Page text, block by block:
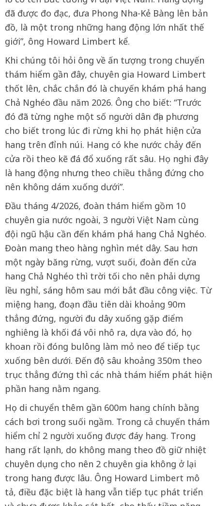
đã được đo đạc, đưa Phong Nha-Kẻ Bàng lên bản
đồ, là một trong những hang động lớn nhất thế
giới”, ông Howard Limbert kể.
Khi chúng tôi hỏi ông về ấn tượng trong chuyến
thám hiểm gần đây, chuyên gia Howard Limbert
thốt lên, chắc chắn đó là chuyến khám phá hang
Chả Nghéo đầu năm 2026. Ông cho biết: “Trước
đó đã từng nghe một số người dân địa phương
cho biết trong lúc đi rừng khi họ phát hiện cửa
hang trên đỉnh núi. Hang có khe nước chảy đến
cửa rồi theo kẽ đá đổ xuống rất sâu. Họ nghi đây
là hang động nhưng theo chiều thẳng đứng cho
nên không dám xuống dưới”.
Đầu tháng 4/2026, đoàn thám hiểm gồm 10
chuyên gia nước ngoài, 3 người Việt Nam cùng
đội ngũ hậu cần đến khám phá hang Chả Nghéo.
Đoàn mang theo hàng nghìn mét dây. Sau hơn
một ngày băng rừng, vượt suối, đoàn đến cửa
hang Chả Nghéo thì trời tối cho nên phải dựng
lều nghỉ, sáng hôm sau mới bắt đầu công việc. Từ
miệng hang, đoạn đầu tiên dài khoảng 90m
thẳng đứng, người đu dây xuống gặp điểm
nghiêng là khối đá vôi nhô ra, dựa vào đó, họ
khoan rồi đóng bulông làm mỏ neo để tiếp tục
xuống bên dưới. Đến độ sâu khoảng 350m theo
trục thẳng đứng thì các nhà thám hiểm phát hiện
phần hang nằm ngang.
Họ di chuyển thêm gần 600m hang chính bằng
cách bơi trong suối ngầm. Trong cả chuyến thám
hiểm chỉ 2 người xuống được đáy hang. Trong
hang rất lạnh, do không mang theo đồ giữ nhiệt
chuyên dụng cho nên 2 chuyên gia không ở lại
trong hang được lâu. Ông Howard Limbert mô
tả, điều đặc biệt là hang vẫn tiếp tục phát triển